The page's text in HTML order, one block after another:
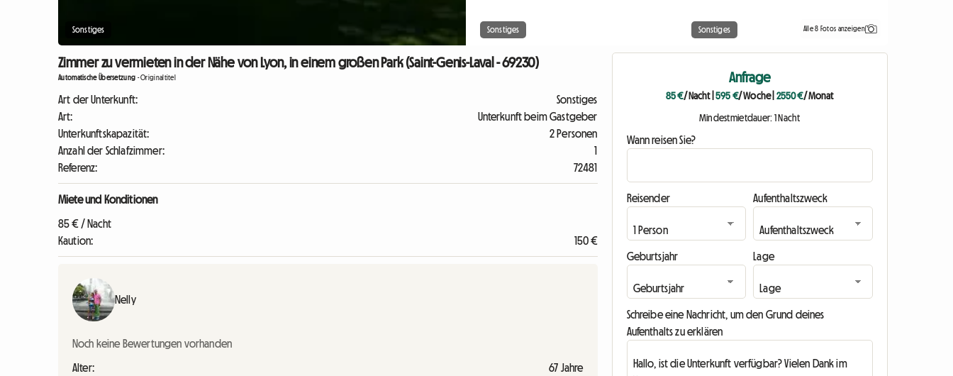
Sonstiges Sonstiges Sonstiges Alle 8 Fotos anzeigen
Zimmer zu vermieten in der Nähe von Lyon, in einem großen Park (Saint-Genis-Laval - 69230)
Automatische Übersetzung -Originaltitel
Art der Unterkunft:
Sonstiges
Art:
Unterkunft beim Gastgeber
Unterkunftskapazität:
2 Personen
Anzahl der Schlafzimmer:
1
Referenz:
72481
Miete und Konditionen
85 € / Nacht
Kaution:
150 €
Nelly
Noch keine Bewertungen vorhanden
Alter:
67 Jahre
Anfrage
85 €/ Nacht|595 €/ Woche| 2550 €/ Monat
Mindestmietdauer: 1 Nacht
Wann reisen Sie?
Reisender Aufenthaltszweck
Geburtsjahr Lage
Schreibe eine Nachricht, um den Grund deines
Aufenthalts zu erklären